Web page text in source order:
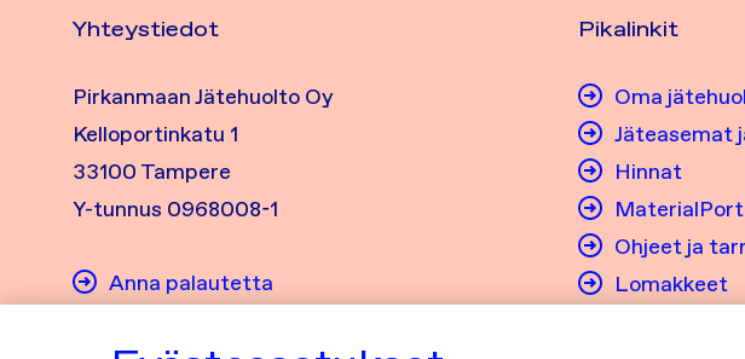
Yhteystiedot
Pirkanmaan Jätehuolto Oy
Kelloportinkatu 1
33100 Tampere
Y-tunnus 0968008-1
Anna palautetta
Pikalinkit
Oma
Jäteasemat
Hinnat
Ohjeet ja
Lomakkeet